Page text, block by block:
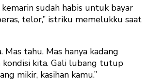
kemarin sudah habis untuk bayar
telor,” istriku memelukku saat
Mas tahu, Mas hanya kadang
kondisi kita. Gali lubang tutup
mikir, kasihan kamu.”